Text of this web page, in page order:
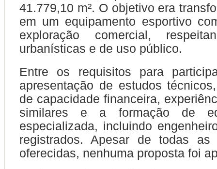
41.779,10 m². O objetivo era
em um equipamento esportivo
exploração comercial,
urbanísticas e de uso público.
Entre os requisitos para
apresentação de estudos
de capacidade financeira,
similares e a formação de
especializada, incluindo
registrados. Apesar de todas as
oferecidas, nenhuma proposta foi